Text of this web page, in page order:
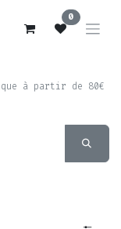
0
à partir de 80€